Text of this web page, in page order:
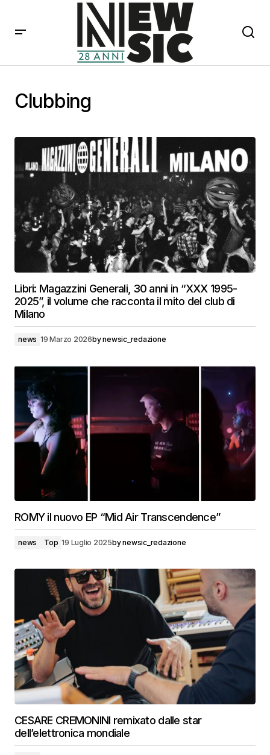
Clubbing
Libri: Magazzini Generali, 30 anni in “XXX 1995-
2025”, il volume che racconta il mito del club di
Milano
news 19 Marzo 2026bynewsic_redazione
ROMY il nuovo EP “Mid Air Transcendence”
news Top 19 Luglio 2025bynewsic_redazione
CESARE CREMONINI remixato dalle star
dell’elettronica mondiale